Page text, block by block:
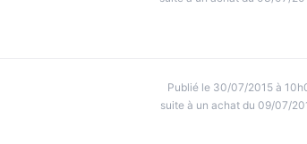
Publié le 30/07/2015 à
suite à un achat du 09/07/